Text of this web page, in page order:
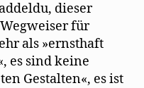
dieser
für
als »ernsthaft
es sind keine
Gestalten«, es ist